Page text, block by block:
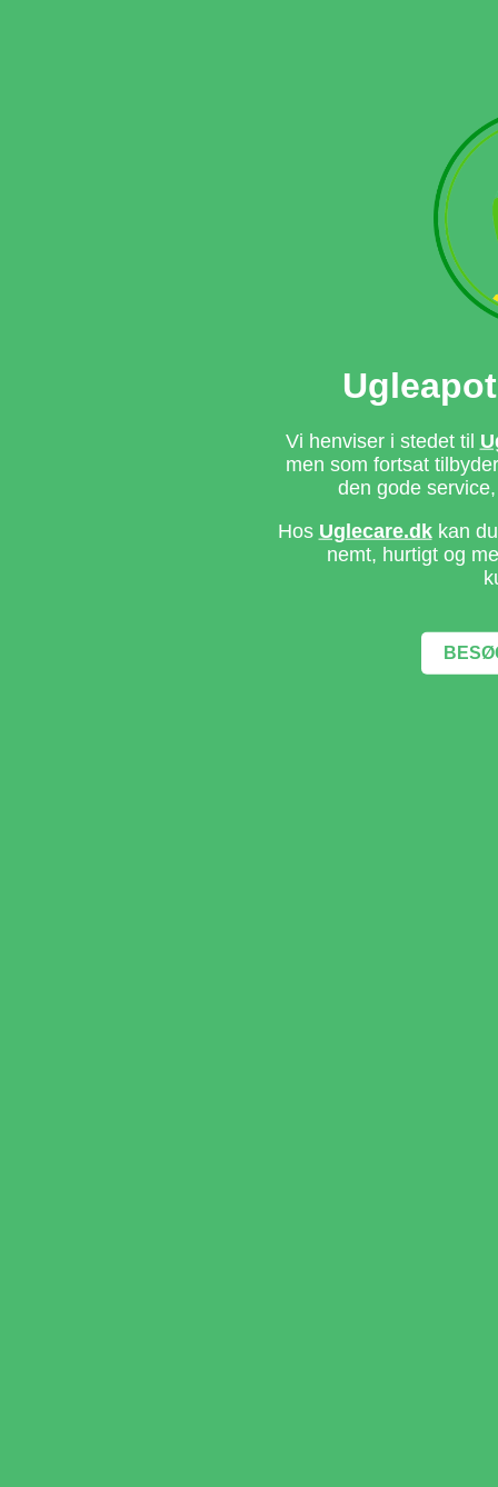
Vi henviser i stedet til
men som fortsat
den gode
Hos Uglecare.dkkan du
nemt, hurtigt og